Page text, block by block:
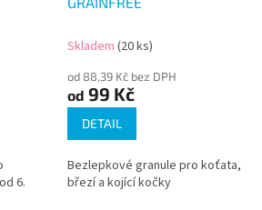
6.
Skladem (20 ks)
od 88,39 Kč bez DPH
od 99 Kč
DETAIL
Bezlepkové granule pro koťata,
březí a kojící kočky